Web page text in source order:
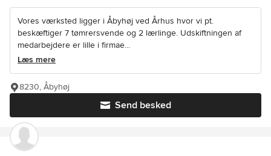
Vores værksted ligger i Åbyhøj ved Århus hvor vi pt.
beskæftiger 7 tømrersvende og 2 lærlinge. Udskiftningen af
medarbejdere er lille i firmae...
Læs mere
Send besked
8230, Åbyhøj